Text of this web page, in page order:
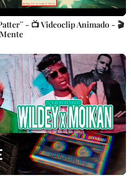
- 📺 Videoclip Animado - 🎬